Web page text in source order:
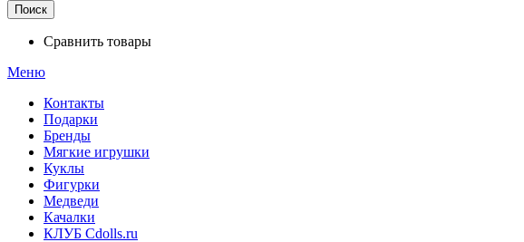
Поиск
Сравнить товары
Меню
Контакты
Подарки
Бренды
Мягкие игрушки
Куклы
Фигурки
Медведи
Качалки
КЛУБ Cdolls.ru